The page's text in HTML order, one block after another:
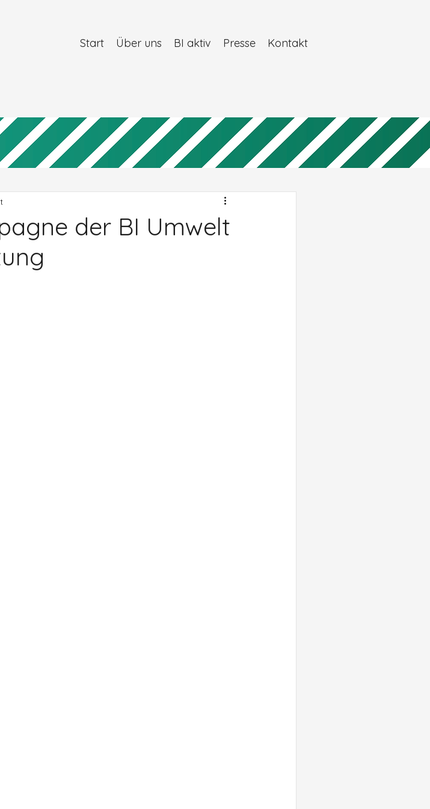
Start Über uns BI aktiv Presse Kontakt
der BI Umwelt